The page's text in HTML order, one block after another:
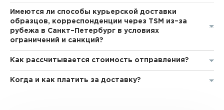
Имеются ли способы курьерской доставки
образцов, корреспонденции через TSM из–за
рубежа в Санкт–Петербург в условиях
ограничений и санкций?
Как рассчитывается стоимость отправления?
Когда и как платить за доставку?